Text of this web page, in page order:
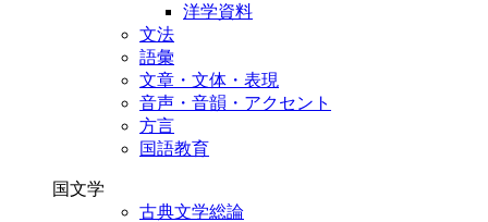
洋学資料
文法
語彙
文章・文体・表現
音声・音韻・アクセント
方言
国語教育
国文学
古典文学総論